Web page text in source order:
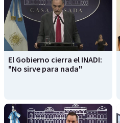
El Gobierno cierra el INADI:
"No sirve para nada"